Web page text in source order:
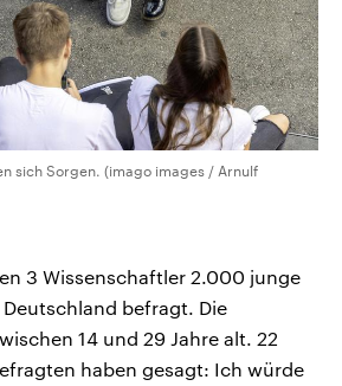
sich Sorgen. (imago images / Arnulf
3 Wissenschaftler 2.000 junge
befragt. Die
14 und 29 Jahre alt. 22
haben gesagt: Ich würde